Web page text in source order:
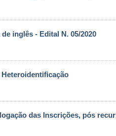
inglês - Edital N. 05/2020
das Inscrições, pós